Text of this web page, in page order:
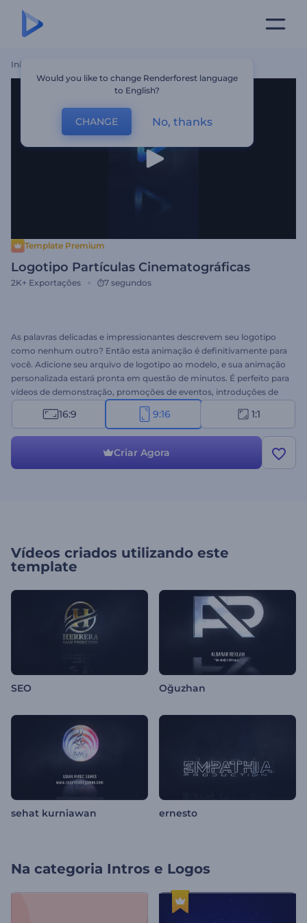
Início
Template Premium
Logotipo Partículas Cinematográficas
2K+ Exportações 7 segundos
As palavras delicadas e impressionantes descrevem seu logotipo
como nenhum outro? Então esta animação é definitivamente para
você. Adicione seu arquivo de logotipo ao modelo, e sua animação
personalizada estará pronta em questão de minutos. É perfeito para
vídeos de demonstração, promoções de eventos, introduções de
apresentações e muito mais. Dê aos seus vídeos um toque final
com o Logotipo Revelador Partículas Cinematográficas.
16:9 9:16 1:1
Criar Agora
Vídeos criados utilizando este
template
SEO Oğuzhan
sehat kurniawan ernesto
Na categoria Intros e Logos
Would you like to change Renderforest language
to English?
CHANGE No, thanks